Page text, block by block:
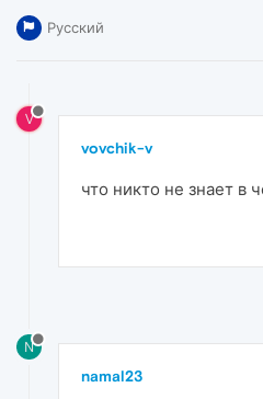
Русский
V
vovchik-v
что никто не знает в
N
namal23